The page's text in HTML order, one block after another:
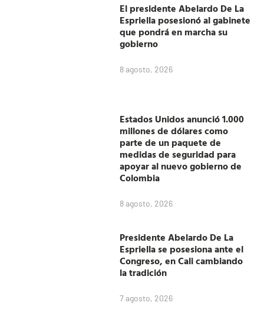
El presidente Abelardo De La
Espriella posesionó al gabinete
que pondrá en marcha su
gobierno
8 agosto, 2026
Estados Unidos anunció 1.000
millones de dólares como
parte de un paquete de
medidas de seguridad para
apoyar al nuevo gobierno de
Colombia
8 agosto, 2026
Presidente Abelardo De La
Espriella se posesiona ante el
Congreso, en Cali cambiando
la tradición
7 agosto, 2026